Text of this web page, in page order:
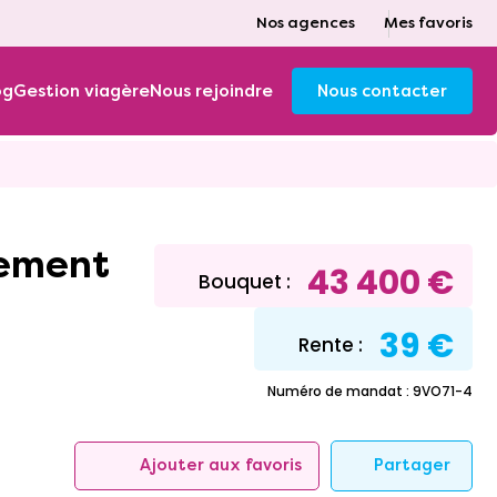
Nos agences Mes favoris
Gestion viagèreNous rejoindre Nous contacter
Bouquet : 43 400 €
Rente : 39 €
Numéro de mandat : 9VO71-4
Ajouter aux favoris Partager